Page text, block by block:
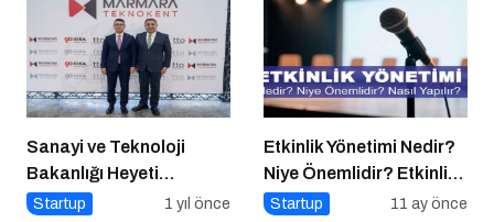
Sanayi ve Teknoloji
Bakanlığı Heyeti
Marmara Teknokent’i
Startup 1 yıl önce
Etkinlik Yönetimi Nedir?
Niye Önemlidir? Etkinlik
Yönetimi Nasıl Yapılır?
Startup 11 ay önce